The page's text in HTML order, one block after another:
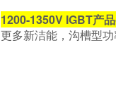
1200-1350V IGBT产
更多新洁能，沟槽型